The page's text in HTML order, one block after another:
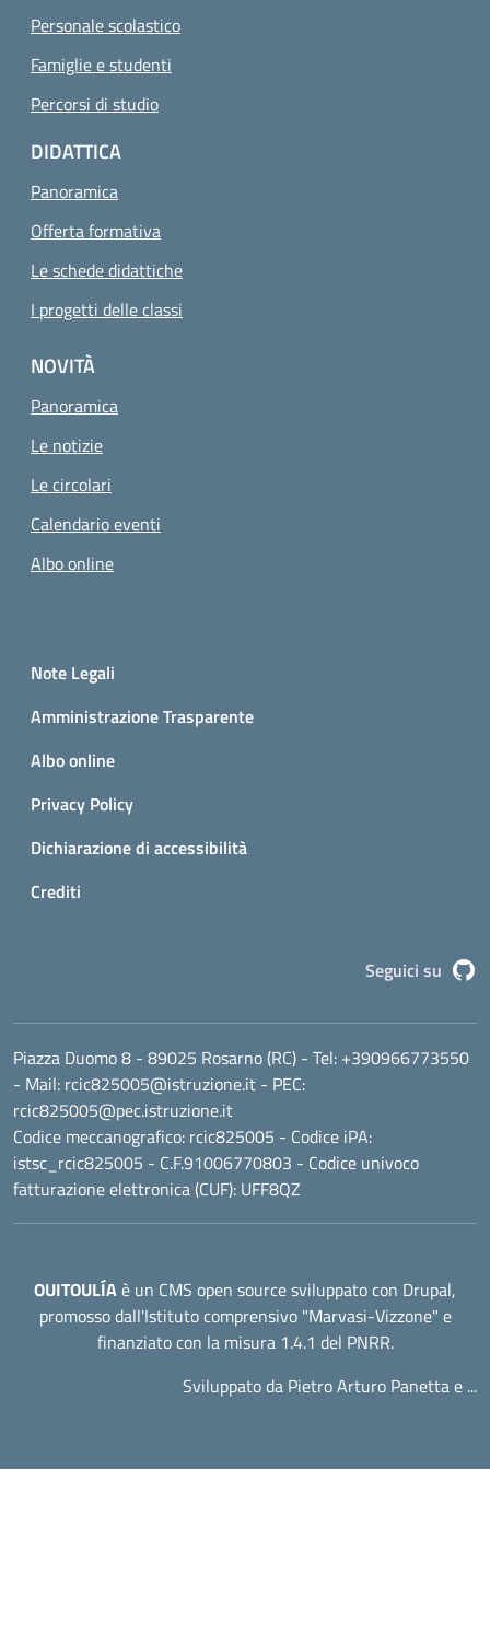
Personale scolastico
Famiglie e studenti
Percorsi di studio
DIDATTICA
Panoramica
Offerta formativa
Le schede didattiche
I progetti delle classi
NOVITÀ
Panoramica
Le notizie
Le circolari
Calendario eventi
Albo online
Small prints
Note Legali
Amministrazione Trasparente
Albo online
Privacy Policy
Dichiarazione di accessibilità
Crediti
Seguici su
Piazza Duomo 8 - 89025 Rosarno (RC) - Tel: +390966773550
- Mail: rcic825005@istruzione.it - PEC:
rcic825005@pec.istruzione.it
Codice meccanografico: rcic825005 - Codice iPA:
istsc_rcic825005 - C.F.91006770803 - Codice univoco
fatturazione elettronica (CUF): UFF8QZ
OUITOULÍAè un CMS open source sviluppato con Drupal,
promosso dall'Istituto comprensivo "Marvasi-Vizzone" e
finanziato con la misura 1.4.1 del PNRR.
Sviluppato da Pietro Arturo Panetta e ...